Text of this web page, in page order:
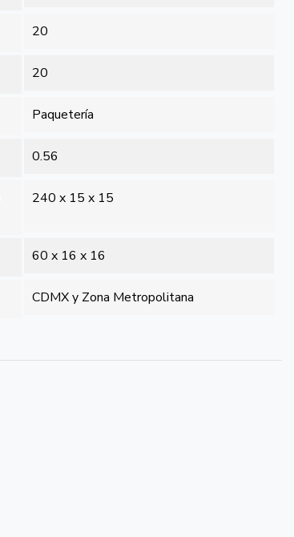
20
20
Paquetería
0.56
240 x 15 x 15
60 x 16 x 16
CDMX y Zona Metropolitana